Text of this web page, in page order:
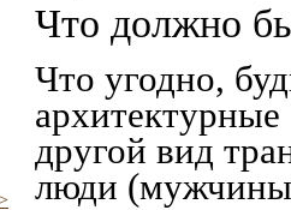
Что должно
Что угодно,
другой вид
люди